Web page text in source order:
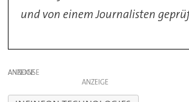
und von einem Journalisten
ANZEIGE
ANZEIGE